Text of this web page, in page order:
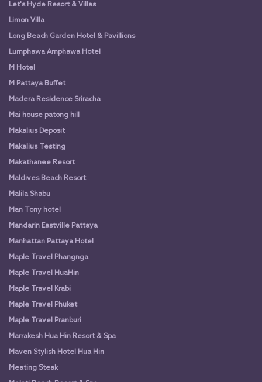
Let's Hyde Resort & Villas
Limon Villa
Long Beach Garden Hotel & Pavillions
Lumphawa Amphawa Hotel
M Hotel
M Pattaya Buffet
Madera Residence Sriracha
Mai house patong hill
Makalius Deposit
Makalius Testing
Makathanee Resort
Maldives Beach Resort
Malila Shabu
Man Tony hotel
Mandarin Eastville Pattaya
Manhattan Pattaya Hotel
Maple Travel Phangnga
Maple Travel HuaHin
Maple Travel Krabi
Maple Travel Phuket
Maple Travel Pranburi
Marrakesh Hua Hin Resort & Spa
Maven Stylish Hotel Hua Hin
Meating Steak